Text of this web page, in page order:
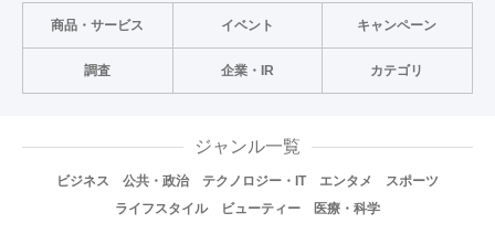
商品・サービス イベント キャンペーン
調査 企業・IR カテゴリ
ジャンル一覧
ビジネス 公共・政治 テクノロジー・IT エンタメ
スポーツ
ライフスタイル
ビューティー 医療・科学